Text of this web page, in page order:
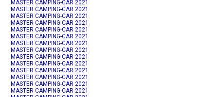
MASTER CAMPING-CAR 2021
MASTER CAMPING-CAR 2021
MASTER CAMPING-CAR 2021
MASTER CAMPING-CAR 2021
MASTER CAMPING-CAR 2021
MASTER CAMPING-CAR 2021
MASTER CAMPING-CAR 2021
MASTER CAMPING-CAR 2021
MASTER CAMPING-CAR 2021
MASTER CAMPING-CAR 2021
MASTER CAMPING-CAR 2021
MASTER CAMPING-CAR 2021
MASTER CAMPING-CAR 2021
MASTER CAMPING-CAR 2021